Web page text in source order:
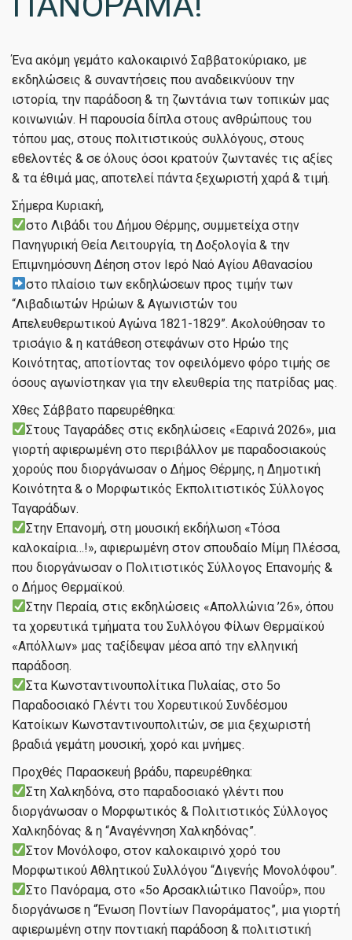
Ένα ακόμη γεμάτο καλοκαιρινό Σαββατοκύριακο, με
εκδηλώσεις & συναντήσεις που αναδεικνύουν την
ιστορία, την παράδοση & τη ζωντάνια των τοπικών μας
κοινωνιών. Η παρουσία δίπλα στους ανθρώπους του
τόπου μας, στους πολιτιστικούς συλλόγους, στους
εθελοντές & σε όλους όσοι κρατούν ζωντανές τις αξίες
& τα έθιμά μας, αποτελεί πάντα ξεχωριστή χαρά & τιμή.
Σήμερα Κυριακή,
στο Λιβάδι του Δήμου Θέρμης, συμμετείχα στην
Πανηγυρική Θεία Λειτουργία, τη Δοξολογία & την
Επιμνημόσυνη Δέηση στον Ιερό Ναό Αγίου Αθανασίου
στο πλαίσιο των εκδηλώσεων προς τιμήν των
“Λιβαδιωτών Ηρώων & Αγωνιστών του
Απελευθερωτικού Αγώνα 1821-1829”. Ακολούθησαν το
τρισάγιο & η κατάθεση στεφάνων στο Ηρώο της
Κοινότητας, αποτίοντας τον οφειλόμενο φόρο τιμής σε
όσους αγωνίστηκαν για την ελευθερία της πατρίδας μας.
Χθες Σάββατο παρευρέθηκα:
Στους Ταγαράδες στις εκδηλώσεις «Εαρινά 2026», μια
γιορτή αφιερωμένη στο περιβάλλον με παραδοσιακούς
χορούς που διοργάνωσαν ο Δήμος Θέρμης, η Δημοτική
Κοινότητα & ο Μορφωτικός Εκπολιτιστικός Σύλλογος
Ταγαράδων.
Στην Επανομή, στη μουσική εκδήλωση «Τόσα
καλοκαίρια…!», αφιερωμένη στον σπουδαίο Μίμη Πλέσσα,
που διοργάνωσαν ο Πολιτιστικός Σύλλογος Επανομής &
ο Δήμος Θερμαϊκού.
Στην Περαία, στις εκδηλώσεις «Απολλώνια ’26», όπου
τα χορευτικά τμήματα του Συλλόγου Φίλων Θερμαϊκού
«Απόλλων» μας ταξίδεψαν μέσα από την ελληνική
παράδοση.
Στα Κωνσταντινουπολίτικα Πυλαίας, στο 5ο
Παραδοσιακό Γλέντι του Χορευτικού Συνδέσμου
Κατοίκων Κωνσταντινουπολιτών, σε μια ξεχωριστή
βραδιά γεμάτη μουσική, χορό και μνήμες.
Προχθές Παρασκευή βράδυ, παρευρέθηκα:
Στη Χαλκηδόνα, στο παραδοσιακό γλέντι που
διοργάνωσαν ο Μορφωτικός & Πολιτιστικός Σύλλογος
Χαλκηδόνας & η “Αναγέννηση Χαλκηδόνας”.
Στον Μονόλοφο, στον καλοκαιρινό χορό του
Μορφωτικού Αθλητικού Συλλόγου “Διγενής Μονολόφου”.
Στο Πανόραμα, στο «5ο Αρσακλιώτικο Πανοΰρ», που
διοργάνωσε η “Ένωση Ποντίων Πανοράματος”, μια γιορτή
αφιερωμένη στην ποντιακή παράδοση & πολιτιστική